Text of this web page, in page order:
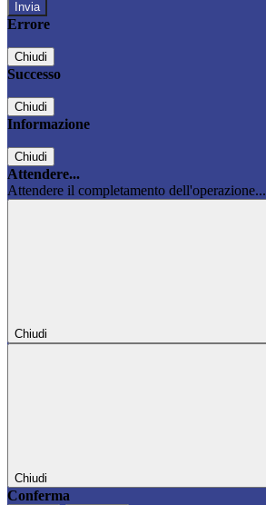
Errore
Chiudi
Successo
Chiudi
Informazione
Chiudi
Attendere...
Attendere il completamento dell'operazione...
Chiudi
Chiudi
Conferma